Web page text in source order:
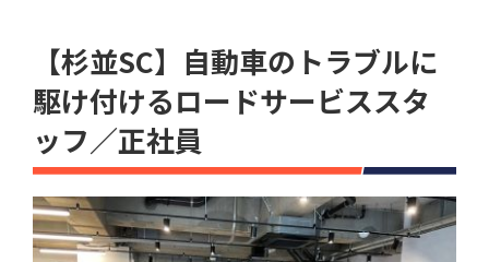
【杉並SC】自動車のトラブルに
駆け付けるロードサービススタ
ッフ／正社員